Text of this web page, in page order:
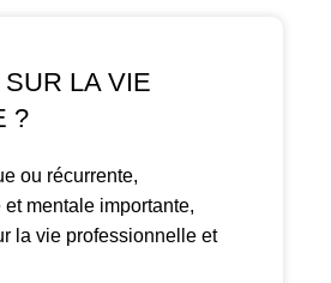
LA VIE
?
ou récurrente,
mentale importante,
la vie professionnelle et